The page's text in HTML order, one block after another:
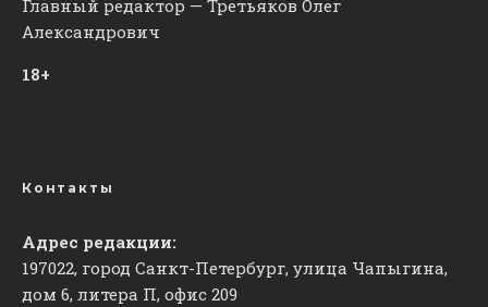
Главный редактор — Третьяков Олег
Александрович
18+
Контакты
Адрес редакции:
197022, город Санкт-Петербург, улица Чапыгина,
дом 6, литера П, офис 209